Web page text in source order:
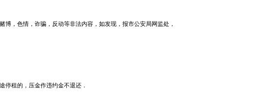
，色情，诈骗，反动等非法内容，如发现，报市公安局网监处，
停租的，压金作违约金不退还．